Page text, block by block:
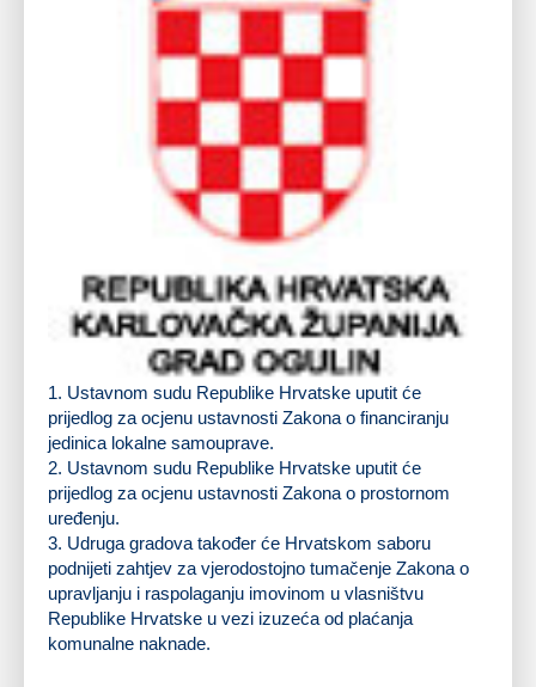
1. Ustavnom sudu Republike Hrvatske uputit će
prijedlog za ocjenu ustavnosti Zakona o financiranju
jedinica lokalne samouprave.
2. Ustavnom sudu Republike Hrvatske uputit će
prijedlog za ocjenu ustavnosti Zakona o prostornom
uređenju.
3. Udruga gradova također će Hrvatskom saboru
podnijeti zahtjev za vjerodostojno tumačenje Zakona o
upravljanju i raspolaganju imovinom u vlasništvu
Republike Hrvatske u vezi izuzeća od plaćanja
komunalne naknade.